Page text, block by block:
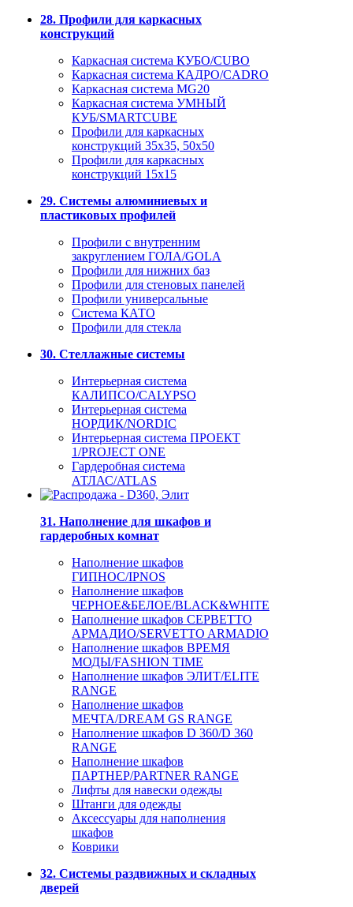
28. Профили для каркасных
конструкций
Каркасная система КУБО/CUBO
Каркасная система КАДРО/CADRO
Каркасная система MG20
Каркасная система УМНЫЙ
КУБ/SMARTCUBE
Профили для каркасных
конструкций 35x35, 50x50
Профили для каркасных
конструкций 15х15
29. Системы алюминиевых и
пластиковых профилей
Профили с внутренним
закруглением ГОЛА/GOLA
Профили для нижних баз
Профили для стеновых панелей
Профили универсальные
Система КАТО
Профили для стекла
30. Стеллажные системы
Интерьерная система
КАЛИПСО/CALYPSO
Интерьерная система
НОРДИК/NORDIC
Интерьерная система ПРОЕКТ
1/PROJECT ONE
Гардеробная система
АТЛАС/ATLAS
31. Наполнение для шкафов и
гардеробных комнат
Наполнение шкафов
ГИПНОС/IPNOS
Наполнение шкафов
ЧЕРНОЕ&БЕЛОЕ/BLACK&WHITE
Наполнение шкафов СЕРВЕТТО
АРМАДИО/SERVETTO ARMADIO
Наполнение шкафов ВРЕМЯ
МОДЫ/FASHION TIME
Наполнение шкафов ЭЛИТ/ELITE
RANGE
Наполнение шкафов
МЕЧТА/DREAM GS RANGE
Наполнение шкафов D 360/D 360
RANGE
Наполнение шкафов
ПАРТНЕР/PARTNER RANGE
Лифты для навески одежды
Штанги для одежды
Аксессуары для наполнения
шкафов
Коврики
32. Системы раздвижных и складных
дверей